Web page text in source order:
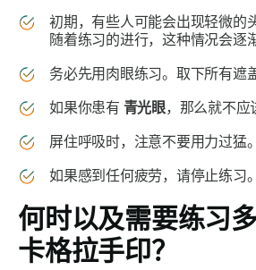
初期，有些人可能会出现轻微的
随着练习的进行，这种情况会逐
务必先用肉眼练习。取下所有遮
如果你患有 青光眼，那么就不应
屏住呼吸时，注意不要用力过猛
如果感到任何疲劳，请停止练习
何时以及需要练习
卡格拉手印？